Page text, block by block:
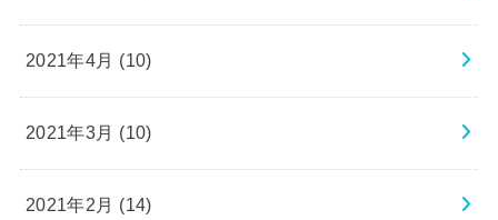
2021年4月 (10)
2021年3月 (10)
2021年2月 (14)